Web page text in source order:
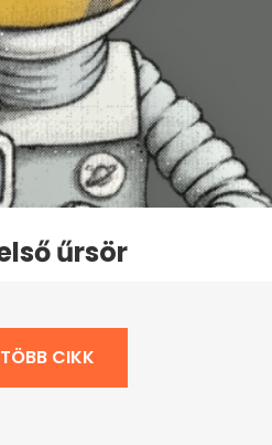
űrsör
CIKK